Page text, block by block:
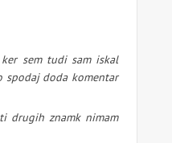
sem tudi sam iskal
spodaj doda komentar
drugih znamk nimam